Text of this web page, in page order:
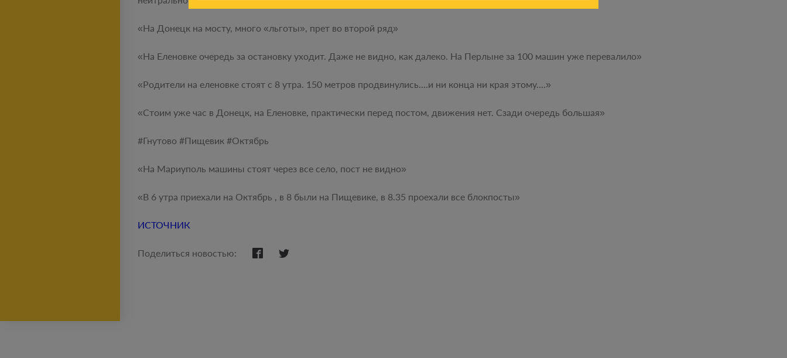
«На Донецк на мосту, много «льготы», прет во второй ряд»
«На Еленовке очередь за остановку уходит. Даже не видно, как далеко. На Перлыне за 100 машин уже перевалило»
«Родители на еленовке стоят с 8 утра. 150 метров продвинулись....и ни конца ни края этому....»
«Стоим уже час в Донецк, на Еленовке, практически перед постом, движения нет. Сзади очередь большая»
#‎Гнутово #‎Пищевик #‎Октябрь
«На Мариуполь машины стоят через все село, пост не видно»
«В 6 утра приехали на Октябрь , в 8 были на Пищевике, в 8.35 проехали все блокпосты»
ИСТОЧНИК
Поделиться новостью: